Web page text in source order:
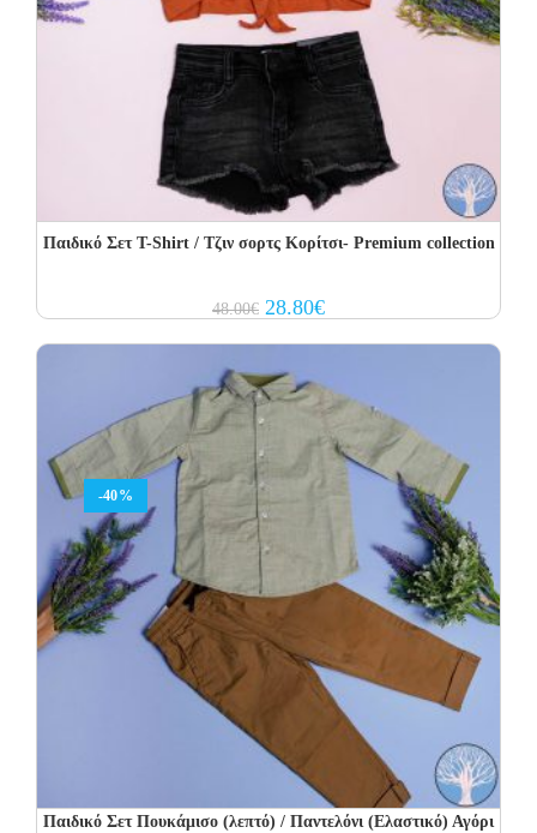
Παιδικό Σετ T-Shirt / Τζιν σορτς Κορίτσι- Premium collection
48.00€ Original
price
28.80€Current
price
-40%
Παιδικό Σετ Πουκάμισο (λεπτό) / Παντελόνι (Ελαστικό) Αγόρι